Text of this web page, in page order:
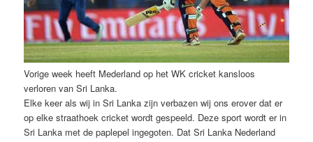
Vorige week heeft Mederland op het WK cricket kansloos
verloren van Sri Lanka.
Elke keer als wij in Sri Lanka zijn verbazen wij ons erover dat er
op elke straathoek cricket wordt gespeeld. Deze sport wordt er in
Sri Lanka met de paplepel ingegoten. Dat Sri Lanka Nederland